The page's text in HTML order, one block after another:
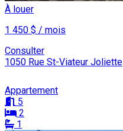
À louer
1 450 $ / mois
Consulter
1050 Rue St-Viateur Joliette
Appartement
5
2
1